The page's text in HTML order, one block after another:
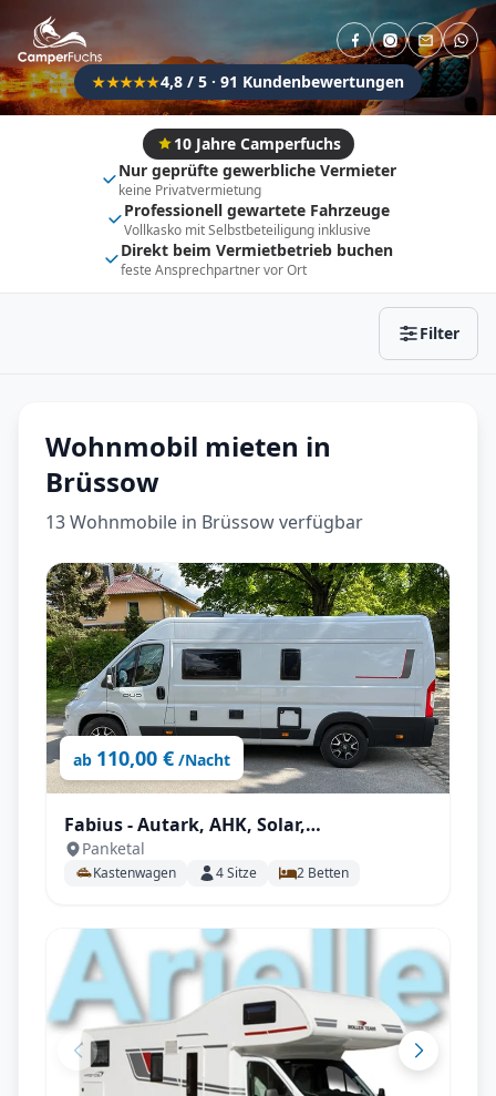
★★★★★4,8 / 5 · 91 Kundenbewertungen
10 Jahre Camperfuchs
Nur geprüfte gewerbliche Vermieter
keine Privatvermietung
Professionell gewartete Fahrzeuge
Vollkasko mit Selbstbeteiligung inklusive
Direkt beim Vermietbetrieb buchen
feste Ansprechpartner vor Ort
Filter
Flexibel (±3 Tage) Anhängerkupplung
Fahrzeugtyp
Vollintegriert Kastenwagen
Alkoven Teil-Integriert
Wohnwagen
Wohnmobil mieten in
Brüssow
13 Wohnmobile in Brüssow verfügbar
ab 110,00 € /Nacht
Fabius - Autark, AHK, Solar,
Fahrradträger, Markise, Campingsset
uvm.
Panketal
Kastenwagen 4Sitze 2 Betten